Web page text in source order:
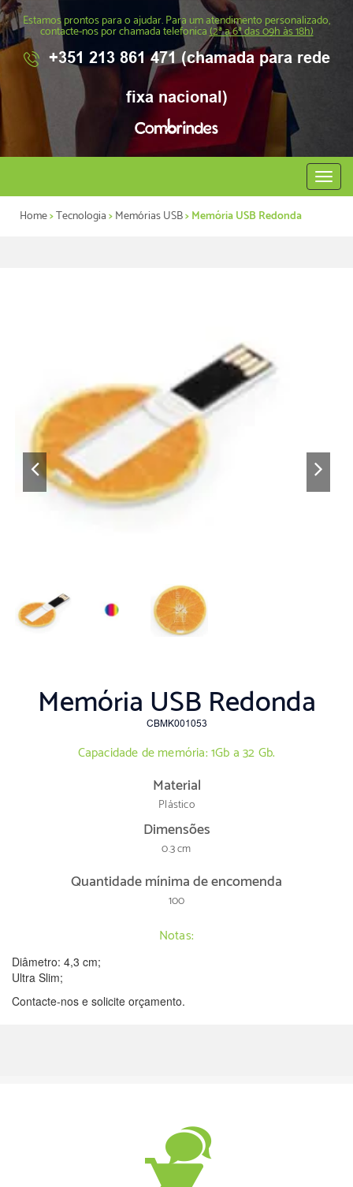
Estamos prontos para o ajudar. Para um atendimento personalizado,
contacte-nos por chamada telefonica(2ª a 6ª das 09h às 18h)
+351 213 861 471 (chamada para rede
fixa nacional)
Abrir
menu
Home>Tecnologia>Memórias USB> Memória USB Redonda
Memória USB Redonda
CBMK001053
Capacidade de memória: 1Gb a 32 Gb.
Material
Plástico
Dimensões
0.3 cm
Quantidade mínima de encomenda
100
Notas:
Diâmetro: 4,3 cm;
Ultra Slim;
Contacte-nos e solicite orçamento.